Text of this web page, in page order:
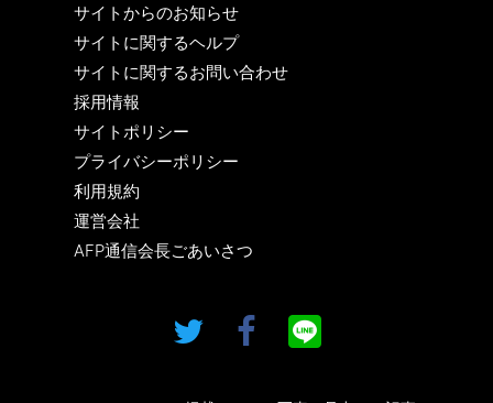
サイトからのお知らせ
サイトに関するヘルプ
サイトに関するお問い合わせ
採用情報
サイトポリシー
プライバシーポリシー
利用規約
運営会社
AFP通信会長ごあいさつ